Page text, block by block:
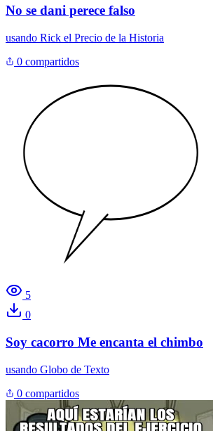
No se dani perece falso
usando Rick el Precio de la Historia
0 compartidos
5
0
Soy cacorro Me encanta el chimbo
usando Globo de Texto
0 compartidos